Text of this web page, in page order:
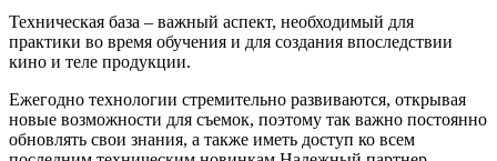
Техническая база – важный аспект, необходимый для
практики во время обучения и для создания впоследствии
кино и теле продукции.
Ежегодно технологии стремительно развиваются, открывая
новые возможности для съемок, поэтому так важно постоянно
обновлять свои знания, а также иметь доступ ко всем